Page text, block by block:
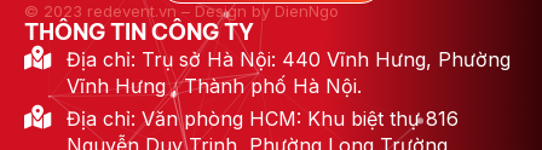
© 2023 redevent.vn – Design by DienNgo
THÔNG TIN CÔNG TY
Địa chỉ: Trụ sở Hà Nội: 440 Vĩnh Hưng, Phường
Vĩnh Hưng , Thành phố Hà Nội.
Địa chỉ: Văn phòng HCM: Khu biệt thự 816